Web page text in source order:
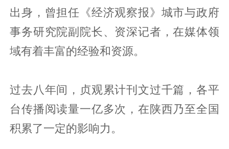
出身，曾担任《经济观察报》城市与政府
事务研究院副院长、资深记者，在媒体领
域有着丰富的经验和资源。
过去八年间，贞观累计刊文过千篇，各平
台传播阅读量一亿多次，在陕西乃至全国
积累了一定的影响力。